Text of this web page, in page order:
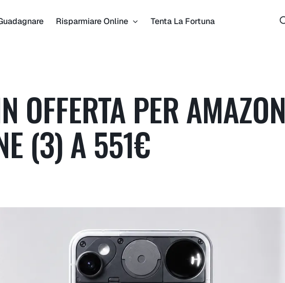
Risparmiare Online Tenta La Fortuna
OFFERTA PER AMAZON
(3) A 551€